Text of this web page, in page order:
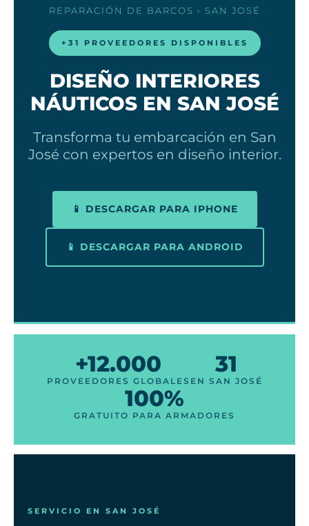
REPARACIÓN DE BARCOS › SAN JOSÉ
+31 PROVEEDORES DISPONIBLES
DISEÑO INTERIORES
NÁUTICOS EN SAN JOSÉ
Transforma tu embarcación en San
José con expertos en diseño interior.
📱 DESCARGAR PARA IPHONE
📱 DESCARGAR PARA ANDROID
+12.000
PROVEEDORES GLOBALES
31
EN SAN JOSÉ
100%
GRATUITO PARA ARMADORES
SERVICIO EN SAN JOSÉ